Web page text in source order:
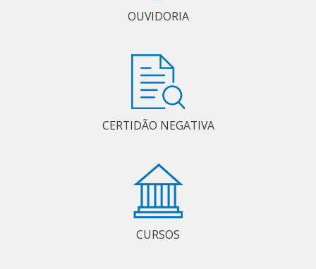
OUVIDORIA
CERTIDÃO NEGATIVA
CURSOS